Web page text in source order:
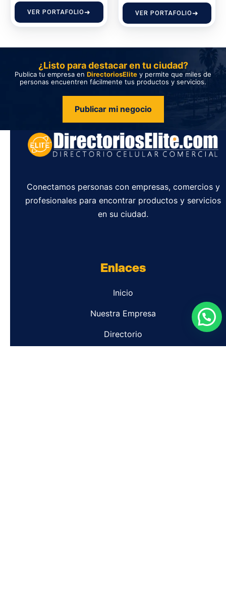
VER PORTAFOLIO VER PORTAFOLIO
¿Listo para destacar en tu ciudad?
Publica tu empresa en DirectoriosElite y permite que miles de
personas encuentren fácilmente tus productos y servicios.
Publicar mi negocio
Conectamos personas con empresas, comercios y
profesionales para encontrar productos y servicios
en su ciudad.
Enlaces
Inicio
Nuestra Empresa
Directorio